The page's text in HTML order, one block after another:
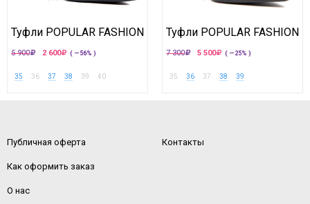
Туфли POPULAR FASHION
5 900 2 600 ( —56% )
35 36 37 38 39 40
Туфли POPULAR FASHION
7 300 5 500 ( —25% )
35 36 37 38 39
Публичная оферта
Как оформить заказ
О нас
Контакты